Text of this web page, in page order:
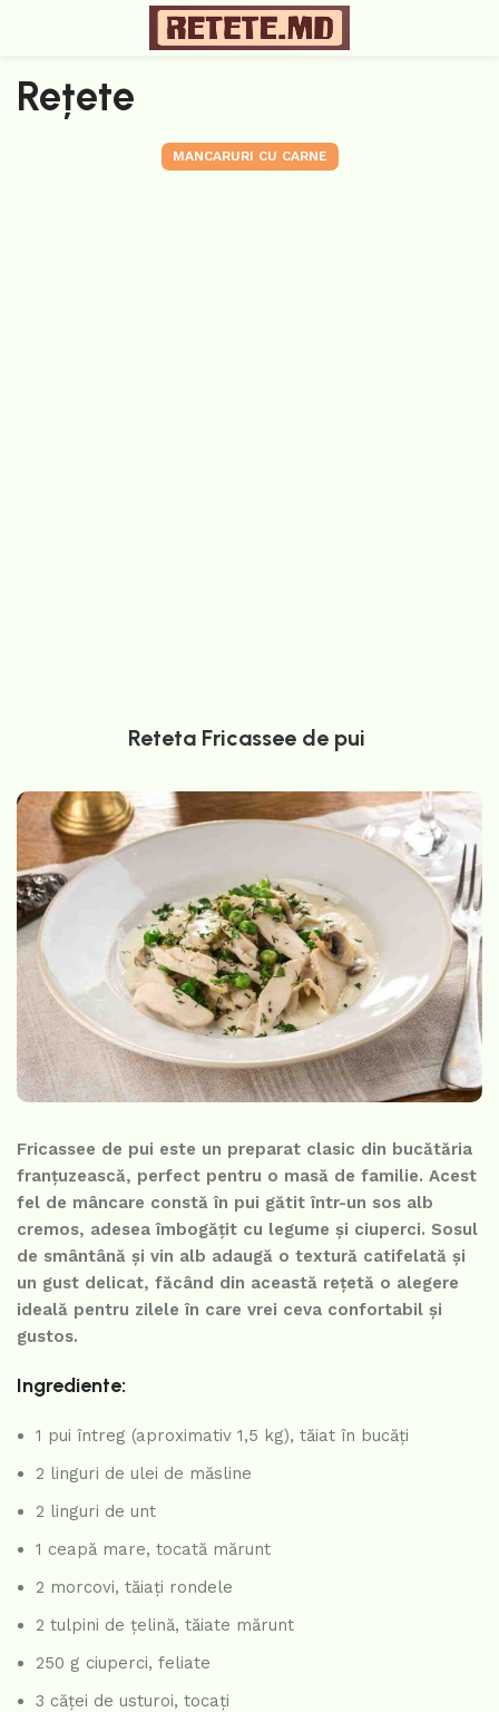
Rețete
MANCARURI CU CARNE
Reteta Fricassee de pui
Fricassee de pui este un preparat clasic din bucătăria
franțuzească, perfect pentru o masă de familie. Acest
fel de mâncare constă în pui gătit într-un sos alb
cremos, adesea îmbogățit cu legume și ciuperci. Sosul
de smântână și vin alb adaugă o textură catifelată și
un gust delicat, făcând din această rețetă o alegere
ideală pentru zilele în care vrei ceva confortabil și
gustos.
Ingrediente:
1 pui întreg (aproximativ 1,5 kg), tăiat în bucăți
2 linguri de ulei de măsline
2 linguri de unt
1 ceapă mare, tocată mărunt
2 morcovi, tăiați rondele
2 tulpini de țelină, tăiate mărunt
250 g ciuperci, feliate
3 căței de usturoi, tocați